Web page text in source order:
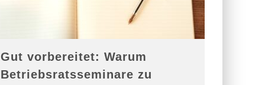
Gut vorbereitet: Warum
Betriebsratsseminare zu